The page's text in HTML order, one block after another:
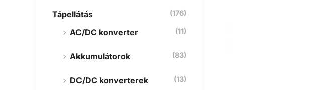
Tápellátás (176)
AC/DC konverter (11)
Akkumulátorok (83)
DC/DC konverterek (13)